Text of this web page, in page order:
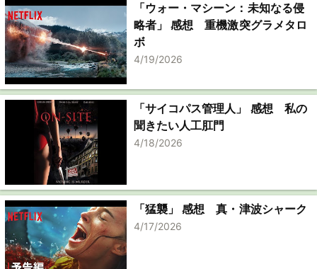
「ウォー・マシーン：未知なる侵
略者」 感想 重機激突グラメタロ
ボ
4/19/2026
「サイコパス管理人」 感想 私の
聞きたい人工肛門
4/18/2026
「猛襲」 感想 真・津波シャーク
4/17/2026